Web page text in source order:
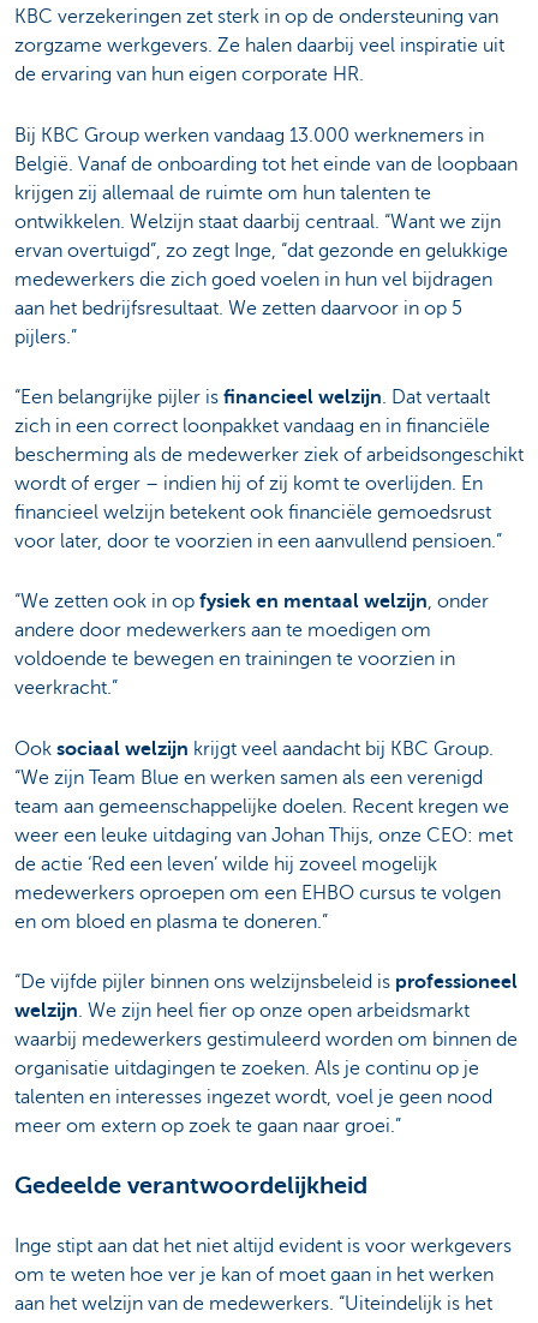
KBC verzekeringen zet sterk in op de ondersteuning van
zorgzame werkgevers. Ze halen daarbij veel inspiratie uit
de ervaring van hun eigen corporate HR.
Bij KBC Group werken vandaag 13.000 werknemers in
België. Vanaf de onboarding tot het einde van de loopbaan
krijgen zij allemaal de ruimte om hun talenten te
ontwikkelen. Welzijn staat daarbij centraal. “Want we zijn
ervan overtuigd”, zo zegt Inge, “dat gezonde en gelukkige
medewerkers die zich goed voelen in hun vel bijdragen
aan het bedrijfsresultaat. We zetten daarvoor in op 5
pijlers.”
“Een belangrijke pijler is financieel welzijn. Dat vertaalt
zich in een correct loonpakket vandaag en in financiële
bescherming als de medewerker ziek of arbeidsongeschikt
wordt of erger – indien hij of zij komt te overlijden. En
financieel welzijn betekent ook financiële gemoedsrust
voor later, door te voorzien in een aanvullend pensioen.”
“We zetten ook in op fysiek en mentaal welzijn, onder
andere door medewerkers aan te moedigen om
voldoende te bewegen en trainingen te voorzien in
veerkracht.”
Ook sociaal welzijn krijgt veel aandacht bij KBC Group.
“We zijn Team Blue en werken samen als een verenigd
team aan gemeenschappelijke doelen. Recent kregen we
weer een leuke uitdaging van Johan Thijs, onze CEO: met
de actie ‘Red een leven’ wilde hij zoveel mogelijk
medewerkers oproepen om een EHBO cursus te volgen
en om bloed en plasma te doneren.”
“De vijfde pijler binnen ons welzijnsbeleid is professioneel
welzijn. We zijn heel fier op onze open arbeidsmarkt
waarbij medewerkers gestimuleerd worden om binnen de
organisatie uitdagingen te zoeken. Als je continu op je
talenten en interesses ingezet wordt, voel je geen nood
meer om extern op zoek te gaan naar groei.”
Gedeelde verantwoordelijkheid
Inge stipt aan dat het niet altijd evident is voor werkgevers
om te weten hoe ver je kan of moet gaan in het werken
aan het welzijn van de medewerkers. “Uiteindelijk is het